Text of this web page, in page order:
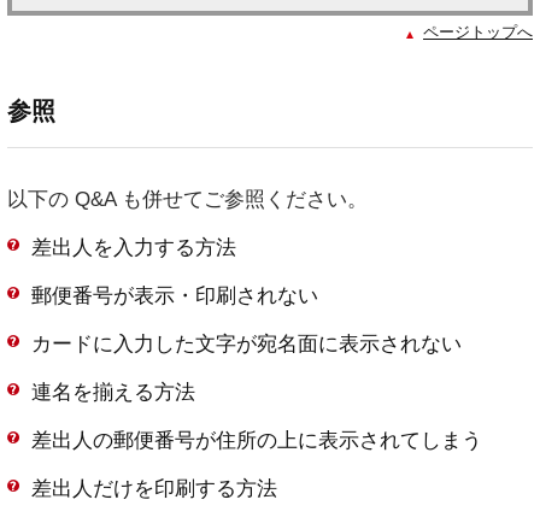
ページトップへ
参照
以下の Q&A も併せてご参照ください。
差出人を入力する方法
郵便番号が表示・印刷されない
カードに入力した文字が宛名面に表示されない
連名を揃える方法
差出人の郵便番号が住所の上に表示されてしまう
差出人だけを印刷する方法